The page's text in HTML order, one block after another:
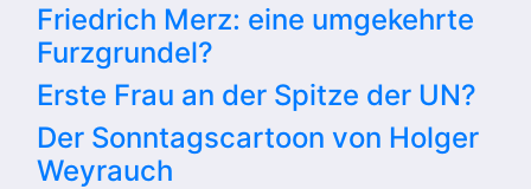
Friedrich Merz: eine umgekehrte
Furzgrundel?
Erste Frau an der Spitze der UN?
Der Sonntagscartoon von Holger
Weyrauch